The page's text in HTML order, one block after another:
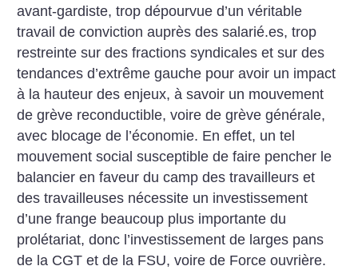
avant-­gardiste, trop dépourvue d’un véritable
travail de conviction auprès des salarié.es, trop
restreinte sur des fractions syndicales et sur des
tendances d’extrême gauche pour avoir un impact
à la hauteur des enjeux, à savoir un mouvement
de grève reconductible, voire de grève générale,
avec blocage de l’économie. En effet, un tel
mouvement social susceptible de faire pencher le
balancier en faveur du camp des travailleurs et
des travailleuses nécessite un investissement
d’une frange beaucoup plus importante du
prolétariat, donc l’investissement de larges pans
de la CGT et de la FSU, voire de Force ouvrière.